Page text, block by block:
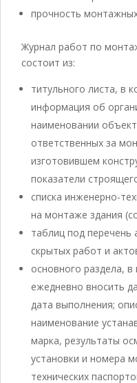
прочность
Журнал работ по
состоит из:
титульного листа, в
информация об
наименовании
ответственных за
изготовившем
показатели
списка инженерно-
на монтаже здания
таблиц под перечень
скрытых работ и
основного раздела,
ежедневно вносить
дата выполнения;
наименование
марка, результаты
установки и номера
технических